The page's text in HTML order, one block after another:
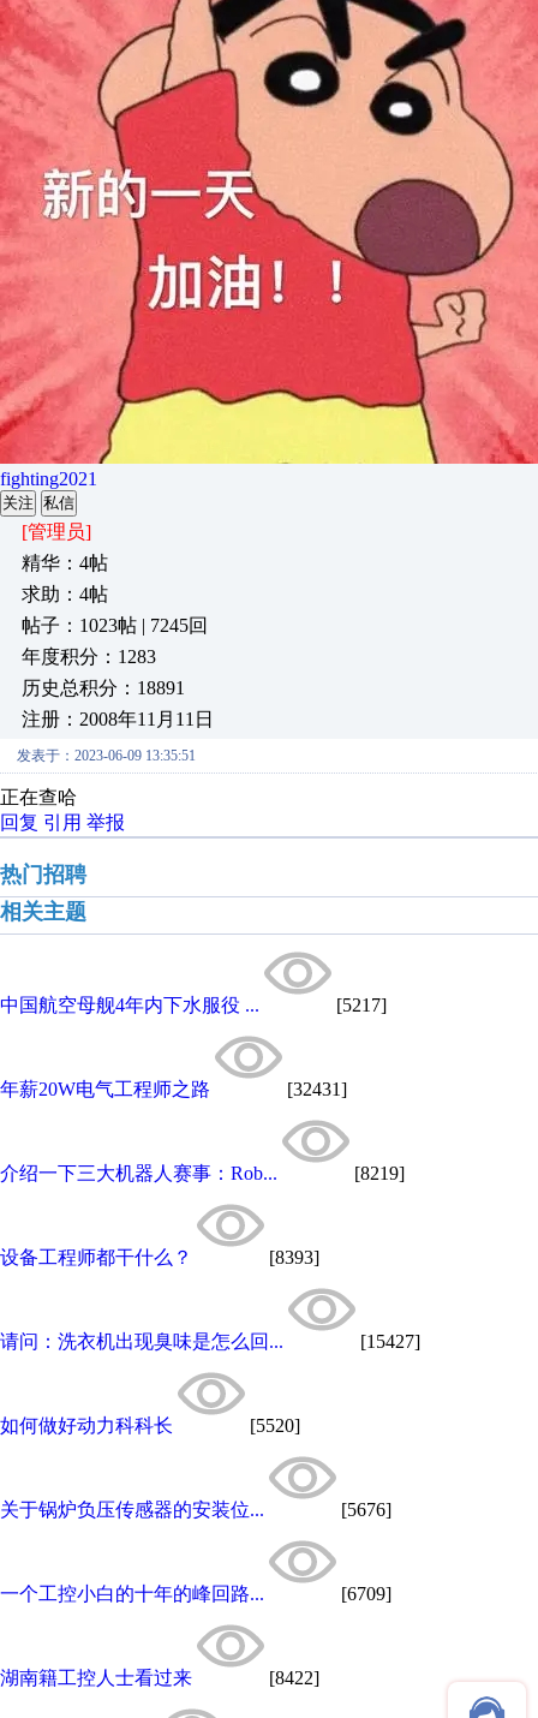
fighting2021
关注 私信
[管理员]
精华：4帖
求助：4帖
帖子：1023帖 | 7245回
年度积分：1283
历史总积分：18891
注册：2008年11月11日
发表于：2023-06-09 13:35:51
正在查哈
回复 引用 举报
热门招聘
相关主题
中国航空母舰4年内下水服役 ... [5217]
年薪20W电气工程师之路 [32431]
介绍一下三大机器人赛事：Rob... [8219]
设备工程师都干什么？ [8393]
请问：洗衣机出现臭味是怎么回... [15427]
如何做好动力科科长 [5520]
关于锅炉负压传感器的安装位... [5676]
一个工控小白的十年的峰回路... [6709]
湖南籍工控人士看过来 [8422]